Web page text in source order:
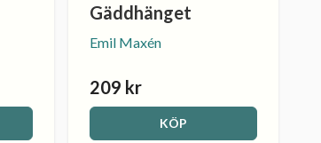
Gäddhänget
Emil Maxén
209 kr
KÖP